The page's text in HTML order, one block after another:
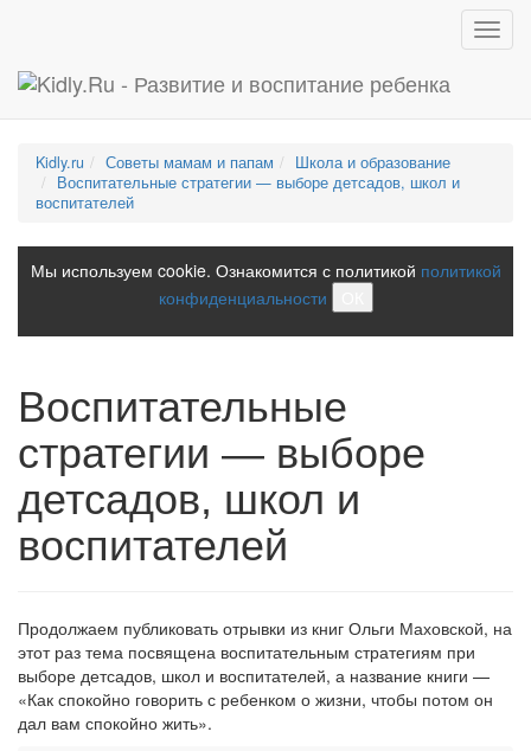
Kidly.ru Советы мамам и папам
Школа и образование
Воспитательные стратегии — выборе детсадов, школ и
воспитателей
Мы используем cookie. Ознакомится с политикой политикой
конфиденциальности
Воспитательные
стратегии — выборе
детсадов, школ и
воспитателей
Продолжаем публиковать отрывки из книг Ольги Маховской, на
этот раз тема посвящена воспитательным стратегиям при
выборе детсадов, школ и воспитателей, а название книги —
«Как спокойно говорить с ребенком о жизни, чтобы потом он
дал вам спокойно жить».